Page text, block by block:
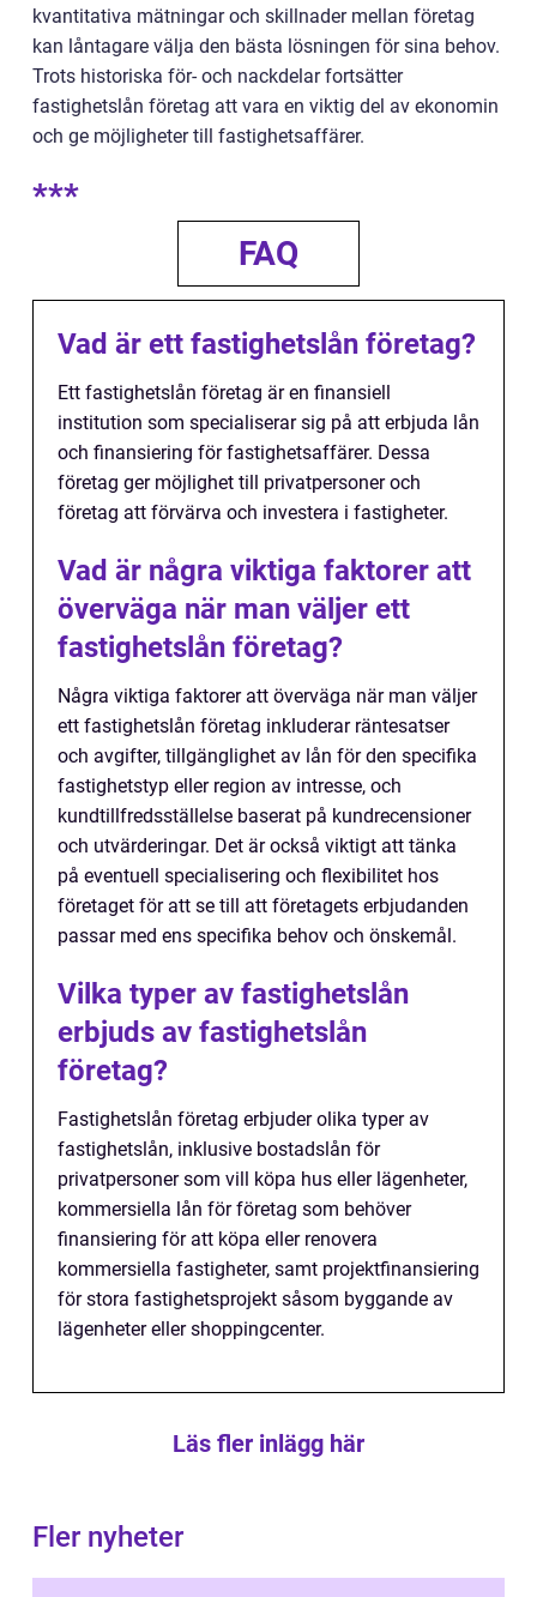
kvantitativa mätningar och skillnader mellan företag
kan låntagare välja den bästa lösningen för sina behov.
Trots historiska för- och nackdelar fortsätter
fastighetslån företag att vara en viktig del av ekonomin
och ge möjligheter till fastighetsaffärer.
***
FAQ
Vad är ett fastighetslån företag?
Ett fastighetslån företag är en finansiell
institution som specialiserar sig på att erbjuda lån
och finansiering för fastighetsaffärer. Dessa
företag ger möjlighet till privatpersoner och
företag att förvärva och investera i fastigheter.
Vad är några viktiga faktorer att
överväga när man väljer ett
fastighetslån företag?
Några viktiga faktorer att överväga när man väljer
ett fastighetslån företag inkluderar räntesatser
och avgifter, tillgänglighet av lån för den specifika
fastighetstyp eller region av intresse, och
kundtillfredsställelse baserat på kundrecensioner
och utvärderingar. Det är också viktigt att tänka
på eventuell specialisering och flexibilitet hos
företaget för att se till att företagets erbjudanden
passar med ens specifika behov och önskemål.
Vilka typer av fastighetslån
erbjuds av fastighetslån
företag?
Fastighetslån företag erbjuder olika typer av
fastighetslån, inklusive bostadslån för
privatpersoner som vill köpa hus eller lägenheter,
kommersiella lån för företag som behöver
finansiering för att köpa eller renovera
kommersiella fastigheter, samt projektfinansiering
för stora fastighetsprojekt såsom byggande av
lägenheter eller shoppingcenter.
Läs fler inlägg här
Fler nyheter